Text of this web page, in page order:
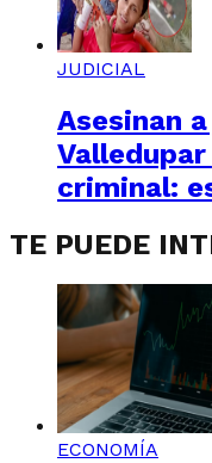
JUDICIAL
Asesinan
criminal:
TE PUEDE
ECONOMÍA